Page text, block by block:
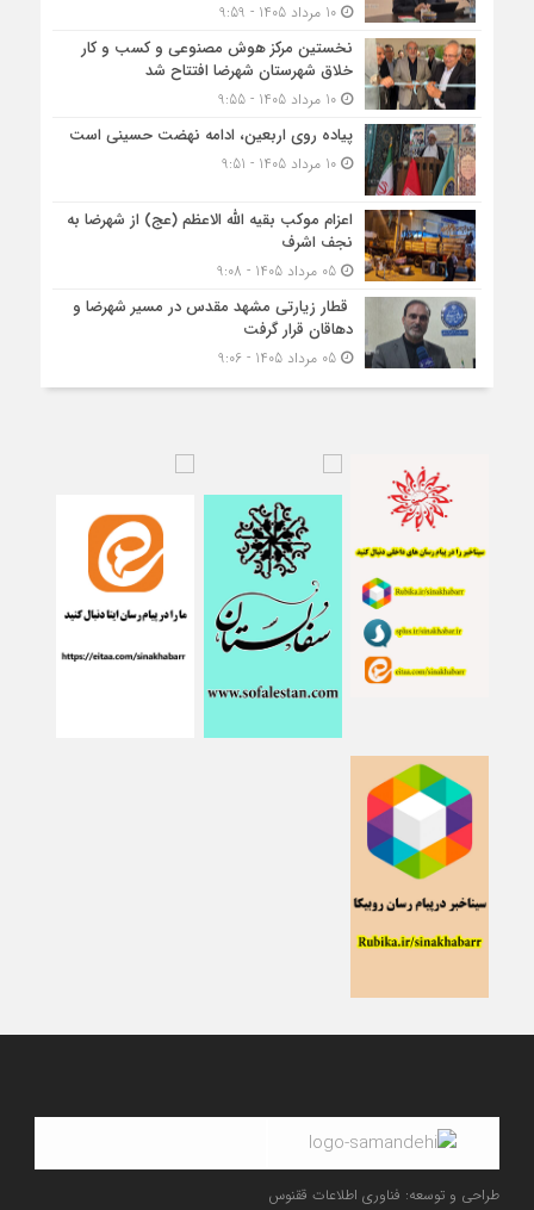
10 مرداد 1405 - 9:59
نخستین مرکز هوش مصنوعی و کسب‌ و کار
خلاق شهرستان شهرضا افتتاح شد
10 مرداد 1405 - 9:55
پیاده روی اربعین، ادامه نهضت حسینی است
10 مرداد 1405 - 9:51
اعزام موکب بقیه الله الاعظم (عج) از شهرضا به
نجف اشرف
05 مرداد 1405 - 9:08
قطار زیارتی مشهد مقدس در مسیر شهرضا و
دهاقان قرار گرفت
05 مرداد 1405 - 9:06
طراحی و توسعه: فناوری اطلاعات ققنوس